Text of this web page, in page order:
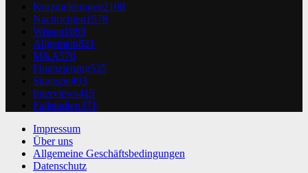
Kurzmeldungen2108
Nachrichten1578
Wissen1089
Allgemein821
M&A570
Finanzierung535
Strategie493
Interviews415
Fallstudien371
Impressum
Über uns
Allgemeine Geschäftsbedingungen
Datenschutz